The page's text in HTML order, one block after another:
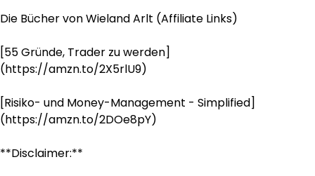
Die Bücher von Wieland Arlt (Affiliate Links)
[55 Gründe, Trader zu werden]
(https://amzn.to/2X5rlU9)
[Risiko- und Money-Management - Simplified]
(https://amzn.to/2DOe8pY)
**Disclaimer:**